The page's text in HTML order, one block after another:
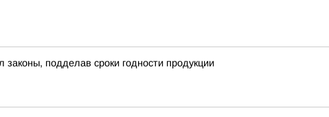
подделав сроки годности продукции